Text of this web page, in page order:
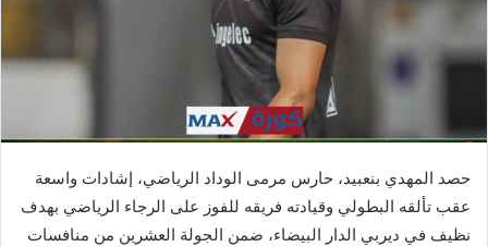
و
ن
حصد المهدي بنعبيد، حارس مرمى الوداد الرياضي، إشادات واسعة
عقب تألقه البطولي وقيادته فريقه للفوز على الرجاء الرياضي بهدف
نظيف في ديربي الدار البيضاء، ضمن الجولة العشرين من منافسات